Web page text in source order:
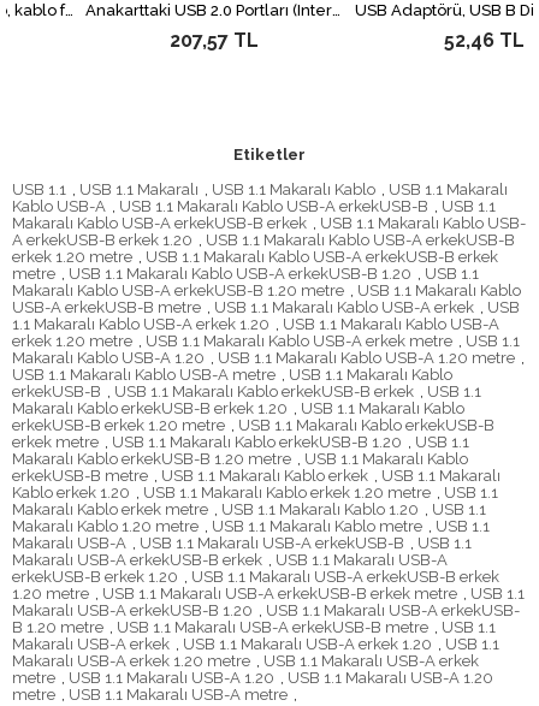
Digitus 4 Port USB 2.0 Hub, kablo formunda çok kollu, plastik&lt;br&gt; Digitus Slim Spider USB Hub Anakarttaki USB 2.0 Portları (Internal) Slot Bracket&#039;e (External) Taşıyan Kablo, 2 x USB A Dişi &lt;-&gt; 2 x 5 pin IDC Dişi, 0.25 metre, AWG 28
207,57 TL 52,46 TL
Etiketler
USB 1.1 , USB 1.1 Makaralı , USB 1.1 Makaralı Kablo , USB 1.1 Makaralı
Kablo USB-A , USB 1.1 Makaralı Kablo USB-A erkekUSB-B , USB 1.1
Makaralı Kablo USB-A erkekUSB-B erkek , USB 1.1 Makaralı Kablo USB-
A erkekUSB-B erkek 1.20 , USB 1.1 Makaralı Kablo USB-A erkekUSB-B
erkek 1.20 metre , USB 1.1 Makaralı Kablo USB-A erkekUSB-B erkek
metre , USB 1.1 Makaralı Kablo USB-A erkekUSB-B 1.20 , USB 1.1
Makaralı Kablo USB-A erkekUSB-B 1.20 metre , USB 1.1 Makaralı Kablo
USB-A erkekUSB-B metre , USB 1.1 Makaralı Kablo USB-A erkek , USB
1.1 Makaralı Kablo USB-A erkek 1.20 , USB 1.1 Makaralı Kablo USB-A
erkek 1.20 metre , USB 1.1 Makaralı Kablo USB-A erkek metre , USB 1.1
Makaralı Kablo USB-A 1.20 , USB 1.1 Makaralı Kablo USB-A 1.20 metre ,
USB 1.1 Makaralı Kablo USB-A metre , USB 1.1 Makaralı Kablo
erkekUSB-B , USB 1.1 Makaralı Kablo erkekUSB-B erkek , USB 1.1
Makaralı Kablo erkekUSB-B erkek 1.20 , USB 1.1 Makaralı Kablo
erkekUSB-B erkek 1.20 metre , USB 1.1 Makaralı Kablo erkekUSB-B
erkek metre , USB 1.1 Makaralı Kablo erkekUSB-B 1.20 , USB 1.1
Makaralı Kablo erkekUSB-B 1.20 metre , USB 1.1 Makaralı Kablo
erkekUSB-B metre , USB 1.1 Makaralı Kablo erkek , USB 1.1 Makaralı
Kablo erkek 1.20 , USB 1.1 Makaralı Kablo erkek 1.20 metre , USB 1.1
Makaralı Kablo erkek metre , USB 1.1 Makaralı Kablo 1.20 , USB 1.1
Makaralı Kablo 1.20 metre , USB 1.1 Makaralı Kablo metre , USB 1.1
Makaralı USB-A , USB 1.1 Makaralı USB-A erkekUSB-B , USB 1.1
Makaralı USB-A erkekUSB-B erkek , USB 1.1 Makaralı USB-A
erkekUSB-B erkek 1.20 , USB 1.1 Makaralı USB-A erkekUSB-B erkek
1.20 metre , USB 1.1 Makaralı USB-A erkekUSB-B erkek metre , USB 1.1
Makaralı USB-A erkekUSB-B 1.20 , USB 1.1 Makaralı USB-A erkekUSB-
B 1.20 metre , USB 1.1 Makaralı USB-A erkekUSB-B metre , USB 1.1
Makaralı USB-A erkek , USB 1.1 Makaralı USB-A erkek 1.20 , USB 1.1
Makaralı USB-A erkek 1.20 metre , USB 1.1 Makaralı USB-A erkek
metre , USB 1.1 Makaralı USB-A 1.20 , USB 1.1 Makaralı USB-A 1.20
metre , USB 1.1 Makaralı USB-A metre ,